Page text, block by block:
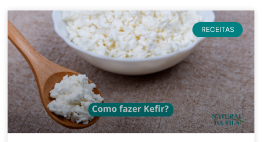
RECEITAS